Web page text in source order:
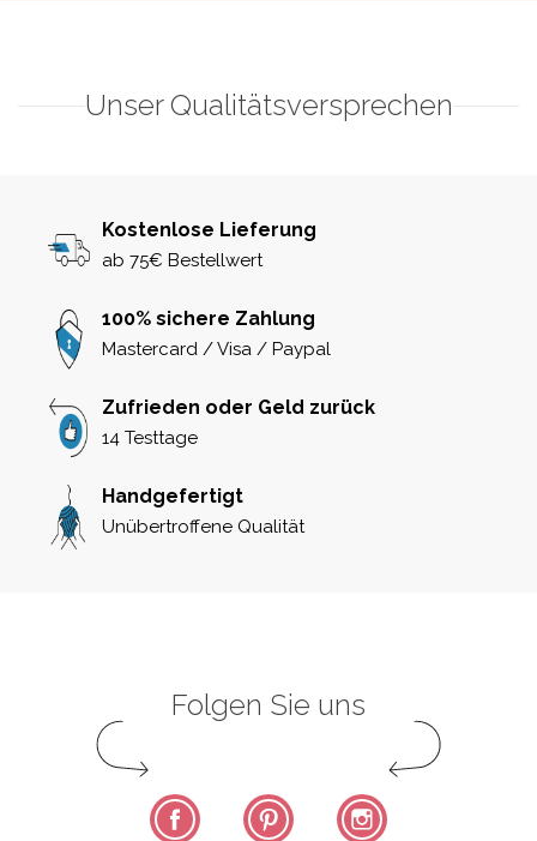
Unser Qualitätsversprechen
Kostenlose Lieferung
ab 75€ Bestellwert
100% sichere Zahlung
Mastercard / Visa / Paypal
Zufrieden oder Geld zurück
14 Testtage
Handgefertigt
Unübertroffene Qualität
Folgen Sie uns
Facebook Pinterest